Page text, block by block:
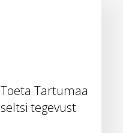
Toeta Tartumaa
seltsi tegevust